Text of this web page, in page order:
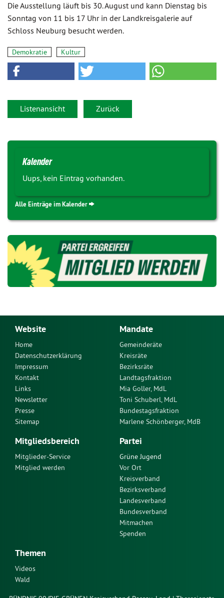
Die Ausstellung läuft bis 30. August und kann Dienstag bis
Sonntag von 11 bis 17 Uhr in der Landkreisgalerie auf
Schloss Neuburg besucht werden.
Demokratie Kultur
Listenansicht Zurück
Kalender
Uups, kein Eintrag vorhanden.
Alle Einträge im Kalender
Website
Home
Datenschutzerklärung
Impressum
Kontakt
Links
Newsletter
Presse
Sitemap
Mandate
Gemeinderäte
Kreisräte
Bezirksräte
Landtagsfraktion
Mia Goller, MdL
Toni Schuberl, MdL
Bundestagsfraktion
Marlene Schönberger, MdB
Mitgliedsbereich
Mitglieder-Service
Mitglied werden
Partei
Grüne Jugend
Vor Ort
Kreisverband
Bezirksverband
Landesverband
Bundesverband
Mitmachen
Spenden
Themen
Videos
Wald